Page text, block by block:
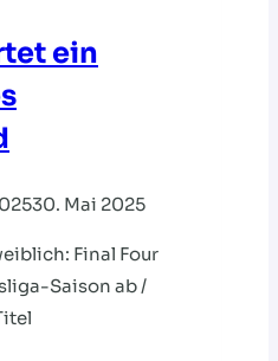
ein
30. Mai 2025
Final Four
Saison ab /